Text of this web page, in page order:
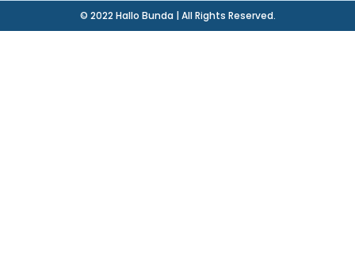
© 2022 Hallo Bunda | All Rights Reserved.